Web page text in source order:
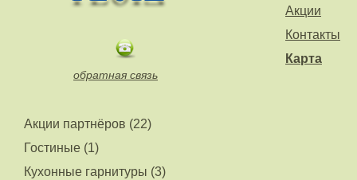
Акции
Контакты
Карта
обратная связь
Акции партнёров (22)
Гостиные (1)
Кухонные гарнитуры (3)